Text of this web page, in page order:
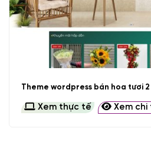
Theme wordpress bán hoa tươi
Xem thực tế Xem chi